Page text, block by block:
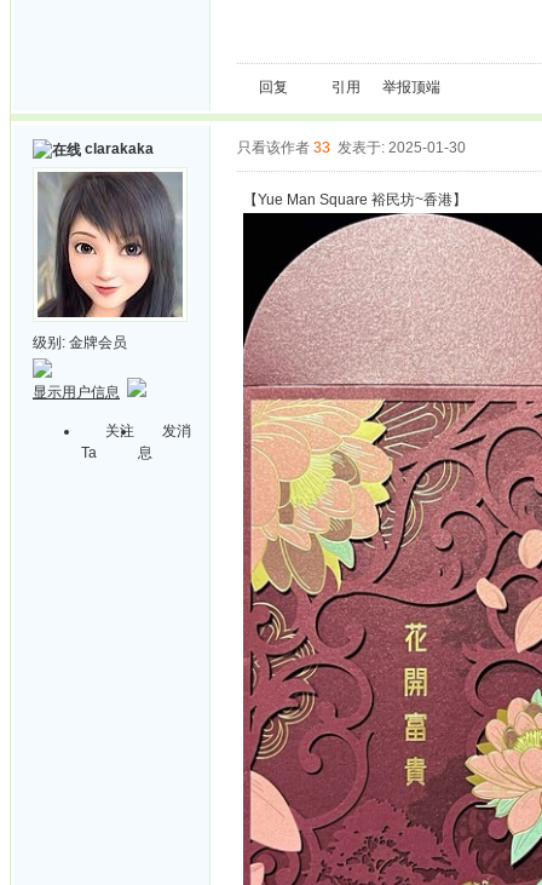
回复 引用 举报顶端
clarakaka
级别: 金牌会员
显示用户信息
关注
Ta
发消
息
只看该作者 33 发表于: 2025-01-30
【Yue Man Square 裕民坊~香港】